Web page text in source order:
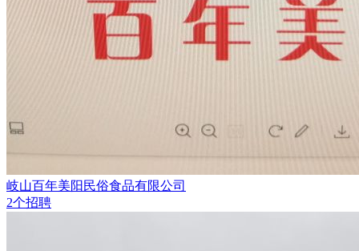
岐山百年美阳民俗食品有限公司
2个招聘